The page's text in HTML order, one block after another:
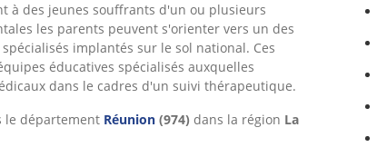
à des jeunes souffrants d'un ou plusieurs
les parents peuvent s'orienter vers un des
spécialisés implantés sur le sol national. Ces
éducatives spécialisés auxquelles
dans le cadres d'un suivi thérapeutique.
le département Réunion (974) dans la région La